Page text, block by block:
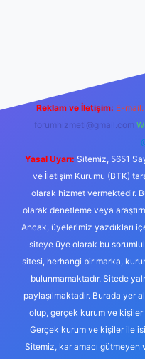
Reklam ve İletişim: E-mail:
forumhizmeti@gmail.com
Yasal Uyarı: Sitemiz, 5651
ve İletişim Kurumu (BTK)
olarak hizmet vermektedir.
olarak denetleme veya
Ancak, üyelerimiz yazdıkları
siteye üye olarak bu
sitesi, herhangi bir marka,
bulunmamaktadır. Sitede
paylaşılmaktadır. Burada yer
olup, gerçek kurum ve kişiler
Gerçek kurum ve kişiler ile
Sitemiz, kar amacı gütmeyen